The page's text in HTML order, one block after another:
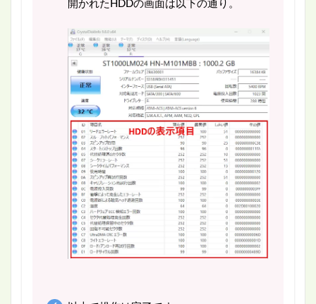
開かれたHDDの画面は以下の通り。